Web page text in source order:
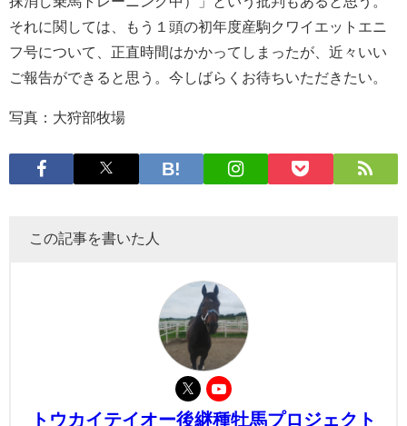
それに関しては、もう１頭の初年度産駒クワイエットエニ
フ号について、正直時間はかかってしまったが、近々いい
ご報告ができると思う。今しばらくお待ちいただきたい。
写真：大狩部牧場
この記事を書いた人
トウカイテイオー後継種牡馬プロジェクト